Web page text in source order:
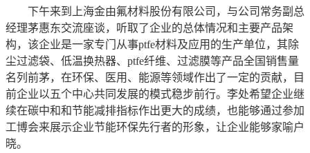
下午来到上海金由氟材料股份有限公司，与公司常务副总
经理茅惠东交流座谈，听取了企业的总体情况和主要产品架
构，该企业是一家专门从事ptfe材料及应用的生产单位，其除
尘过滤袋、低温换热器、ptfe纤维、过滤膜等产品全国销售量
名列前茅，在环保、医用、能源等领域作出了一定的贡献，目
前企业以五个中心共同发展的模式稳步前行。李处希望企业继
续在碳中和和节能减排指标作出更大的成绩，也能够通过参加
工博会来展示企业节能环保先行者的形象，让企业能够家喻户
晓。